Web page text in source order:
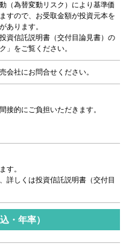
（為替変動リスク）により基準価
すので、お受取金額が投資元本を
あります。
資信託説明書（交付目論見書）の
」をご覧ください。
会社にお問合せください。
接的にご負担いただきます。
す。
詳しくは投資信託説明書（交付目
・年率）